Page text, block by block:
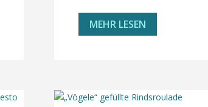
MEHR LESEN